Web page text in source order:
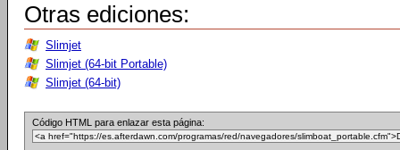
Otras ediciones:
Slimjet
Slimjet (64-bit Portable)
Slimjet (64-bit)
Código HTML para enlazar esta página: